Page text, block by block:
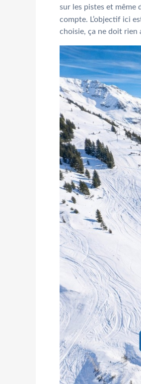
sur les pistes et même
compte. L’objectif ici
choisie, ça ne doit rien